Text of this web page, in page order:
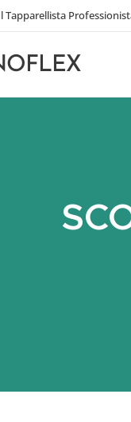
Tapparellista